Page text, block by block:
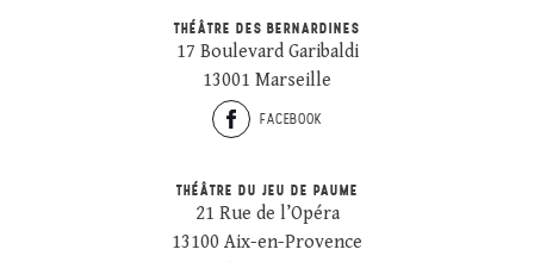
THÉÂTRE DES BERNARDINES
17 Boulevard Garibaldi
13001 Marseille
FACEBOOK
THÉÂTRE DU JEU DE PAUME
21 Rue de l’Opéra
13100 Aix-en-Provence